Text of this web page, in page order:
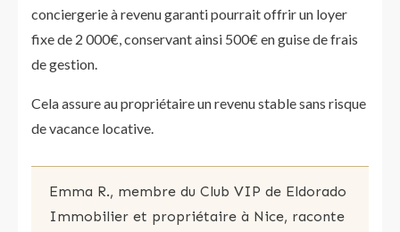
conciergerie à revenu garanti pourrait offrir un loyer
fixe de 2 000€, conservant ainsi 500€ en guise de frais
de gestion.
Cela assure au propriétaire un revenu stable sans risque
de vacance locative.
Emma R., membre du Club VIP de Eldorado
Immobilier et propriétaire à Nice, raconte